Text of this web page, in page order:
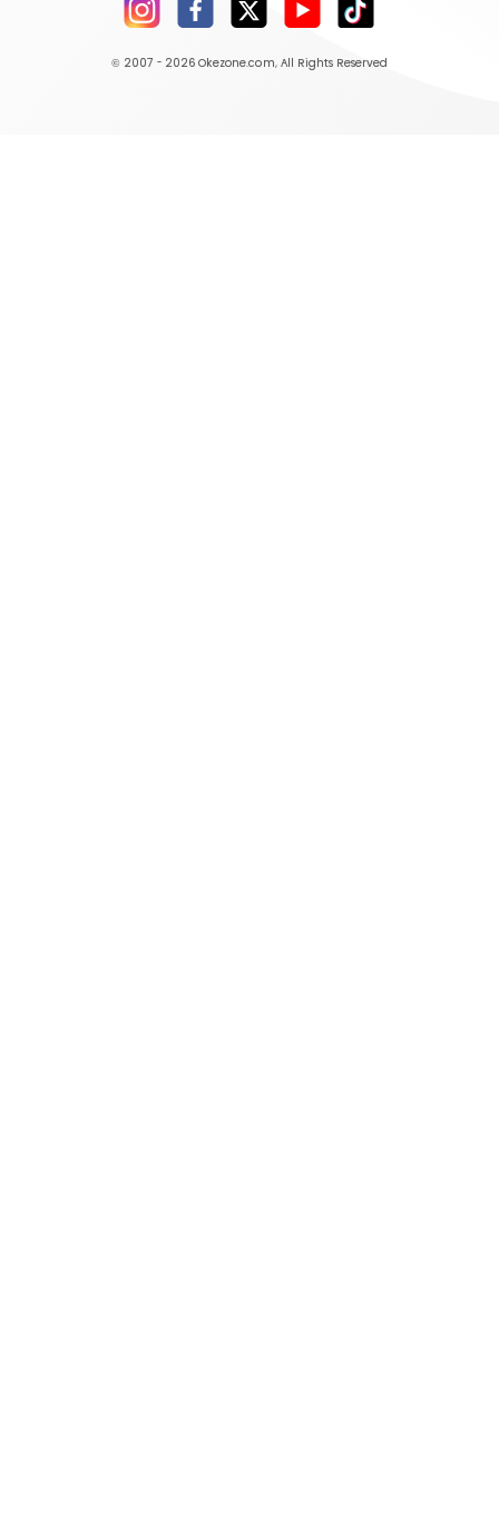
© 2007 - 2026 Okezone.com, All Rights Reserved